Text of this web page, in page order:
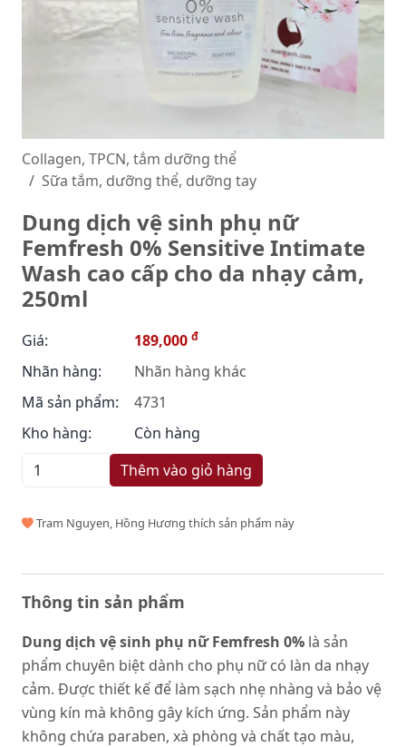
Collagen, TPCN, tắm dưỡng thể
Sữa tắm, dưỡng thể, dưỡng tay
Dung dịch vệ sinh phụ nữ
Femfresh 0% Sensitive Intimate
Wash cao cấp cho da nhạy cảm,
250ml
Giá: 189,000 đ
Nhãn hàng:
Nhãn hàng khác
Mã sản phẩm:
4731
Kho hàng:
Còn hàng
Thêm vào giỏ hàng
Tram Nguyen, Hồng Hương thích sản phẩm này
Thông tin sản phẩm
Dung dịch vệ sinh phụ nữ Femfresh 0% là sản
phẩm chuyên biệt dành cho phụ nữ có làn da nhạy
cảm. Được thiết kế để làm sạch nhẹ nhàng và bảo vệ
vùng kín mà không gây kích ứng. Sản phẩm này
không chứa paraben, xà phòng và chất tạo màu,